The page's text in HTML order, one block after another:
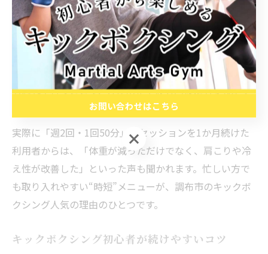
ムと高い集中力を保つこと。インストラクターのアドバ
イスを受けながら、フォームを意識して動作を繰り返す
ことで、無駄な動きを減らし効率的に鍛えられます。ま
た、トレーニング前後のウォームアップ・クールダウン
も忘れず行うことで、けが防止や疲労回復にもつながり
実際に「週2回・1回50分」のセッションを1か月続けた
利用者からは、「体重が減っただけでなく、肩こりや冷
え性が改善した」といった声も聞かれます。忙しい方で
も取り入れやすい“時短”メニューが、調布市のキックボ
クシング人気の理由のひとつです。
キックボクシング初心者が続けやすいコツ
お問い合わせはこちら
お問い合わせはこちら